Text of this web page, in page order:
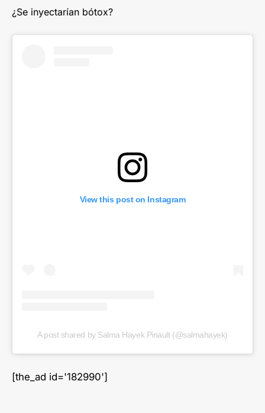
¿Se inyectarían bótox?
View this post on Instagram
A post shared by Salma Hayek Pinault (@salmahayek)
[the_ad id='182990']